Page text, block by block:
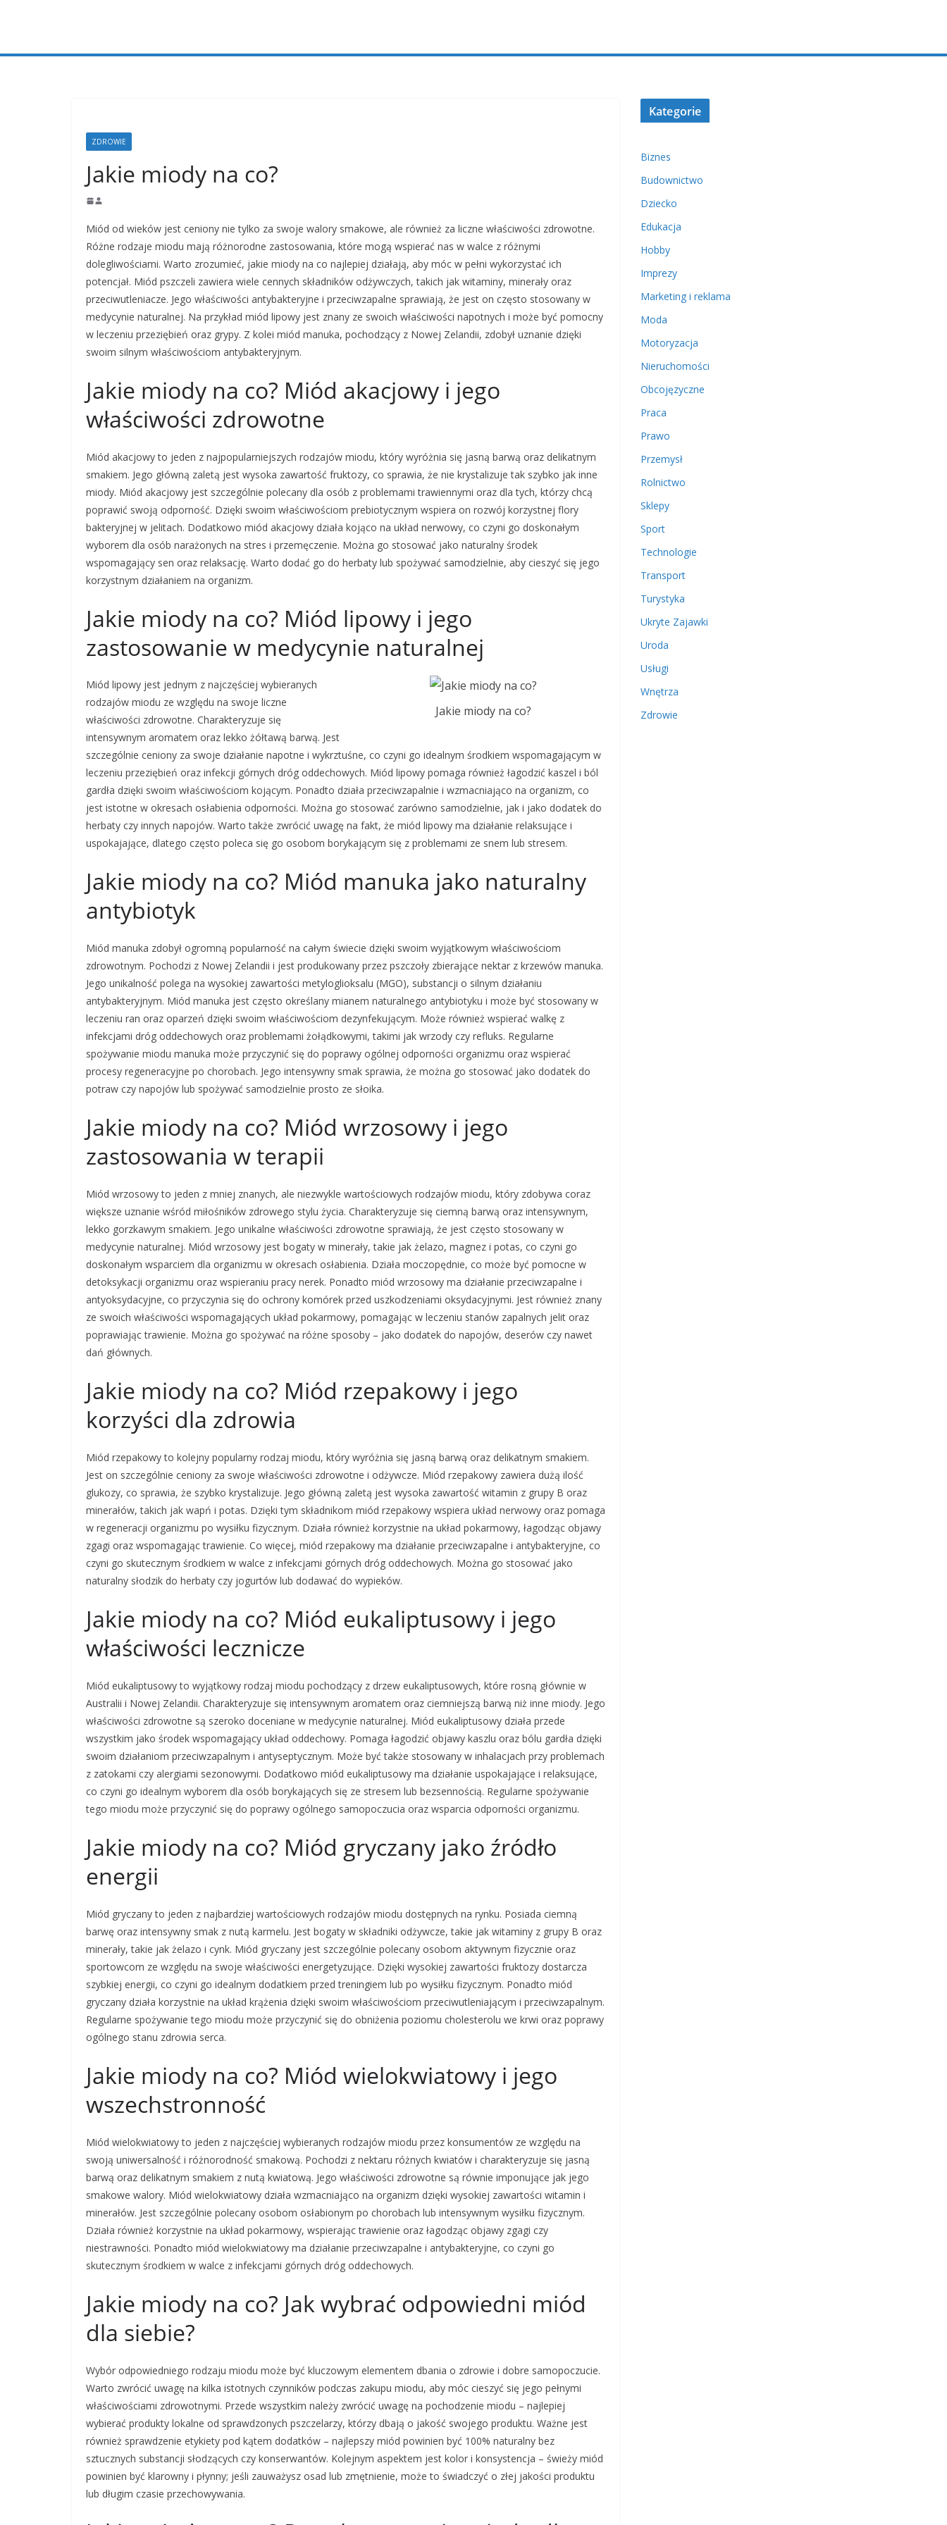
ZDROWIE
Jakie miody na co?
Miód od wieków jest ceniony nie tylko za swoje walory smakowe, ale również za liczne właściwości zdrowotne.
Różne rodzaje miodu mają różnorodne zastosowania, które mogą wspierać nas w walce z różnymi
dolegliwościami. Warto zrozumieć, jakie miody na co najlepiej działają, aby móc w pełni wykorzystać ich
potencjał. Miód pszczeli zawiera wiele cennych składników odżywczych, takich jak witaminy, minerały oraz
przeciwutleniacze. Jego właściwości antybakteryjne i przeciwzapalne sprawiają, że jest on często stosowany w
medycynie naturalnej. Na przykład miód lipowy jest znany ze swoich właściwości napotnych i może być pomocny
w leczeniu przeziębień oraz grypy. Z kolei miód manuka, pochodzący z Nowej Zelandii, zdobył uznanie dzięki
swoim silnym właściwościom antybakteryjnym.
Jakie miody na co? Miód akacjowy i jego
właściwości zdrowotne
Miód akacjowy to jeden z najpopularniejszych rodzajów miodu, który wyróżnia się jasną barwą oraz delikatnym
smakiem. Jego główną zaletą jest wysoka zawartość fruktozy, co sprawia, że nie krystalizuje tak szybko jak inne
miody. Miód akacjowy jest szczególnie polecany dla osób z problemami trawiennymi oraz dla tych, którzy chcą
poprawić swoją odporność. Dzięki swoim właściwościom prebiotycznym wspiera on rozwój korzystnej flory
bakteryjnej w jelitach. Dodatkowo miód akacjowy działa kojąco na układ nerwowy, co czyni go doskonałym
wyborem dla osób narażonych na stres i przemęczenie. Można go stosować jako naturalny środek
wspomagający sen oraz relaksację. Warto dodać go do herbaty lub spożywać samodzielnie, aby cieszyć się jego
korzystnym działaniem na organizm.
Jakie miody na co? Miód lipowy i jego
zastosowanie w medycynie naturalnej
Jakie miody na co?
Miód lipowy jest jednym z najczęściej wybieranych
rodzajów miodu ze względu na swoje liczne
właściwości zdrowotne. Charakteryzuje się
intensywnym aromatem oraz lekko żółtawą barwą. Jest
szczególnie ceniony za swoje działanie napotne i wykrztuśne, co czyni go idealnym środkiem wspomagającym w
leczeniu przeziębień oraz infekcji górnych dróg oddechowych. Miód lipowy pomaga również łagodzić kaszel i ból
gardła dzięki swoim właściwościom kojącym. Ponadto działa przeciwzapalnie i wzmacniająco na organizm, co
jest istotne w okresach osłabienia odporności. Można go stosować zarówno samodzielnie, jak i jako dodatek do
herbaty czy innych napojów. Warto także zwrócić uwagę na fakt, że miód lipowy ma działanie relaksujące i
uspokajające, dlatego często poleca się go osobom borykającym się z problemami ze snem lub stresem.
Jakie miody na co? Miód manuka jako naturalny
antybiotyk
Miód manuka zdobył ogromną popularność na całym świecie dzięki swoim wyjątkowym właściwościom
zdrowotnym. Pochodzi z Nowej Zelandii i jest produkowany przez pszczoły zbierające nektar z krzewów manuka.
Jego unikalność polega na wysokiej zawartości metyloglioksalu (MGO), substancji o silnym działaniu
antybakteryjnym. Miód manuka jest często określany mianem naturalnego antybiotyku i może być stosowany w
leczeniu ran oraz oparzeń dzięki swoim właściwościom dezynfekującym. Może również wspierać walkę z
infekcjami dróg oddechowych oraz problemami żołądkowymi, takimi jak wrzody czy refluks. Regularne
spożywanie miodu manuka może przyczynić się do poprawy ogólnej odporności organizmu oraz wspierać
procesy regeneracyjne po chorobach. Jego intensywny smak sprawia, że można go stosować jako dodatek do
potraw czy napojów lub spożywać samodzielnie prosto ze słoika.
Jakie miody na co? Miód wrzosowy i jego
zastosowania w terapii
Miód wrzosowy to jeden z mniej znanych, ale niezwykle wartościowych rodzajów miodu, który zdobywa coraz
większe uznanie wśród miłośników zdrowego stylu życia. Charakteryzuje się ciemną barwą oraz intensywnym,
lekko gorzkawym smakiem. Jego unikalne właściwości zdrowotne sprawiają, że jest często stosowany w
medycynie naturalnej. Miód wrzosowy jest bogaty w minerały, takie jak żelazo, magnez i potas, co czyni go
doskonałym wsparciem dla organizmu w okresach osłabienia. Działa moczopędnie, co może być pomocne w
detoksykacji organizmu oraz wspieraniu pracy nerek. Ponadto miód wrzosowy ma działanie przeciwzapalne i
antyoksydacyjne, co przyczynia się do ochrony komórek przed uszkodzeniami oksydacyjnymi. Jest również znany
ze swoich właściwości wspomagających układ pokarmowy, pomagając w leczeniu stanów zapalnych jelit oraz
poprawiając trawienie. Można go spożywać na różne sposoby – jako dodatek do napojów, deserów czy nawet
dań głównych.
Jakie miody na co? Miód rzepakowy i jego
korzyści dla zdrowia
Miód rzepakowy to kolejny popularny rodzaj miodu, który wyróżnia się jasną barwą oraz delikatnym smakiem.
Jest on szczególnie ceniony za swoje właściwości zdrowotne i odżywcze. Miód rzepakowy zawiera dużą ilość
glukozy, co sprawia, że szybko krystalizuje. Jego główną zaletą jest wysoka zawartość witamin z grupy B oraz
minerałów, takich jak wapń i potas. Dzięki tym składnikom miód rzepakowy wspiera układ nerwowy oraz pomaga
w regeneracji organizmu po wysiłku fizycznym. Działa również korzystnie na układ pokarmowy, łagodząc objawy
zgagi oraz wspomagając trawienie. Co więcej, miód rzepakowy ma działanie przeciwzapalne i antybakteryjne, co
czyni go skutecznym środkiem w walce z infekcjami górnych dróg oddechowych. Można go stosować jako
naturalny słodzik do herbaty czy jogurtów lub dodawać do wypieków.
Jakie miody na co? Miód eukaliptusowy i jego
właściwości lecznicze
Miód eukaliptusowy to wyjątkowy rodzaj miodu pochodzący z drzew eukaliptusowych, które rosną głównie w
Australii i Nowej Zelandii. Charakteryzuje się intensywnym aromatem oraz ciemniejszą barwą niż inne miody. Jego
właściwości zdrowotne są szeroko doceniane w medycynie naturalnej. Miód eukaliptusowy działa przede
wszystkim jako środek wspomagający układ oddechowy. Pomaga łagodzić objawy kaszlu oraz bólu gardła dzięki
swoim działaniom przeciwzapalnym i antyseptycznym. Może być także stosowany w inhalacjach przy problemach
z zatokami czy alergiami sezonowymi. Dodatkowo miód eukaliptusowy ma działanie uspokajające i relaksujące,
co czyni go idealnym wyborem dla osób borykających się ze stresem lub bezsennością. Regularne spożywanie
tego miodu może przyczynić się do poprawy ogólnego samopoczucia oraz wsparcia odporności organizmu.
Jakie miody na co? Miód gryczany jako źródło
energii
Miód gryczany to jeden z najbardziej wartościowych rodzajów miodu dostępnych na rynku. Posiada ciemną
barwę oraz intensywny smak z nutą karmelu. Jest bogaty w składniki odżywcze, takie jak witaminy z grupy B oraz
minerały, takie jak żelazo i cynk. Miód gryczany jest szczególnie polecany osobom aktywnym fizycznie oraz
sportowcom ze względu na swoje właściwości energetyzujące. Dzięki wysokiej zawartości fruktozy dostarcza
szybkiej energii, co czyni go idealnym dodatkiem przed treningiem lub po wysiłku fizycznym. Ponadto miód
gryczany działa korzystnie na układ krążenia dzięki swoim właściwościom przeciwutleniającym i przeciwzapalnym.
Regularne spożywanie tego miodu może przyczynić się do obniżenia poziomu cholesterolu we krwi oraz poprawy
ogólnego stanu zdrowia serca.
Jakie miody na co? Miód wielokwiatowy i jego
wszechstronność
Miód wielokwiatowy to jeden z najczęściej wybieranych rodzajów miodu przez konsumentów ze względu na
swoją uniwersalność i różnorodność smakową. Pochodzi z nektaru różnych kwiatów i charakteryzuje się jasną
barwą oraz delikatnym smakiem z nutą kwiatową. Jego właściwości zdrowotne są równie imponujące jak jego
smakowe walory. Miód wielokwiatowy działa wzmacniająco na organizm dzięki wysokiej zawartości witamin i
minerałów. Jest szczególnie polecany osobom osłabionym po chorobach lub intensywnym wysiłku fizycznym.
Działa również korzystnie na układ pokarmowy, wspierając trawienie oraz łagodząc objawy zgagi czy
niestrawności. Ponadto miód wielokwiatowy ma działanie przeciwzapalne i antybakteryjne, co czyni go
skutecznym środkiem w walce z infekcjami górnych dróg oddechowych.
Jakie miody na co? Jak wybrać odpowiedni miód
dla siebie?
Wybór odpowiedniego rodzaju miodu może być kluczowym elementem dbania o zdrowie i dobre samopoczucie.
Warto zwrócić uwagę na kilka istotnych czynników podczas zakupu miodu, aby móc cieszyć się jego pełnymi
właściwościami zdrowotnymi. Przede wszystkim należy zwrócić uwagę na pochodzenie miodu – najlepiej
wybierać produkty lokalne od sprawdzonych pszczelarzy, którzy dbają o jakość swojego produktu. Ważne jest
również sprawdzenie etykiety pod kątem dodatków – najlepszy miód powinien być 100% naturalny bez
sztucznych substancji słodzących czy konserwantów. Kolejnym aspektem jest kolor i konsystencja – świeży miód
powinien być klarowny i płynny; jeśli zauważysz osad lub zmętnienie, może to świadczyć o złej jakości produktu
lub długim czasie przechowywania.
Kategorie
Biznes
Budownictwo
Dziecko
Edukacja
Hobby
Imprezy
Marketing i reklama
Moda
Motoryzacja
Nieruchomości
Obcojęzyczne
Praca
Prawo
Przemysł
Rolnictwo
Sklepy
Sport
Technologie
Transport
Turystyka
Ukryte Zajawki
Uroda
Usługi
Wnętrza
Zdrowie